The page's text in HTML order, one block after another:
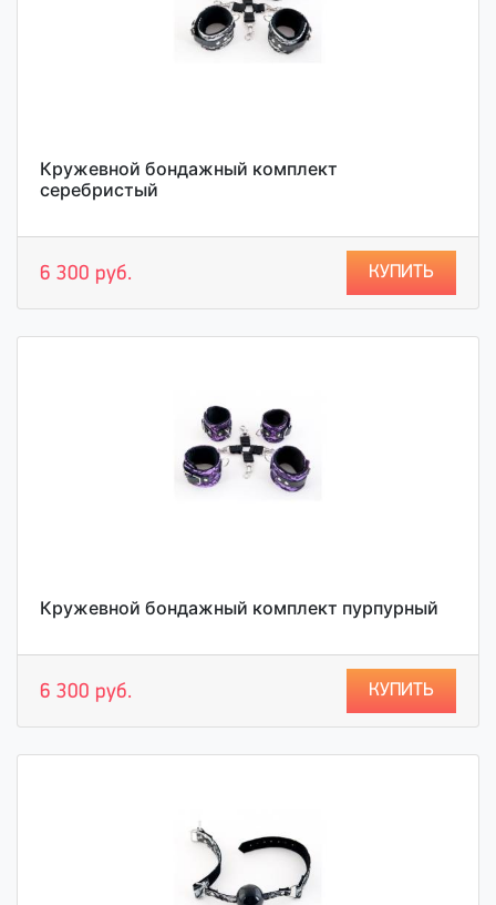
Кружевной бондажный комплект
серебристый
6 300 руб. КУПИТЬ
Кружевной бондажный комплект пурпурный
6 300 руб. КУПИТЬ